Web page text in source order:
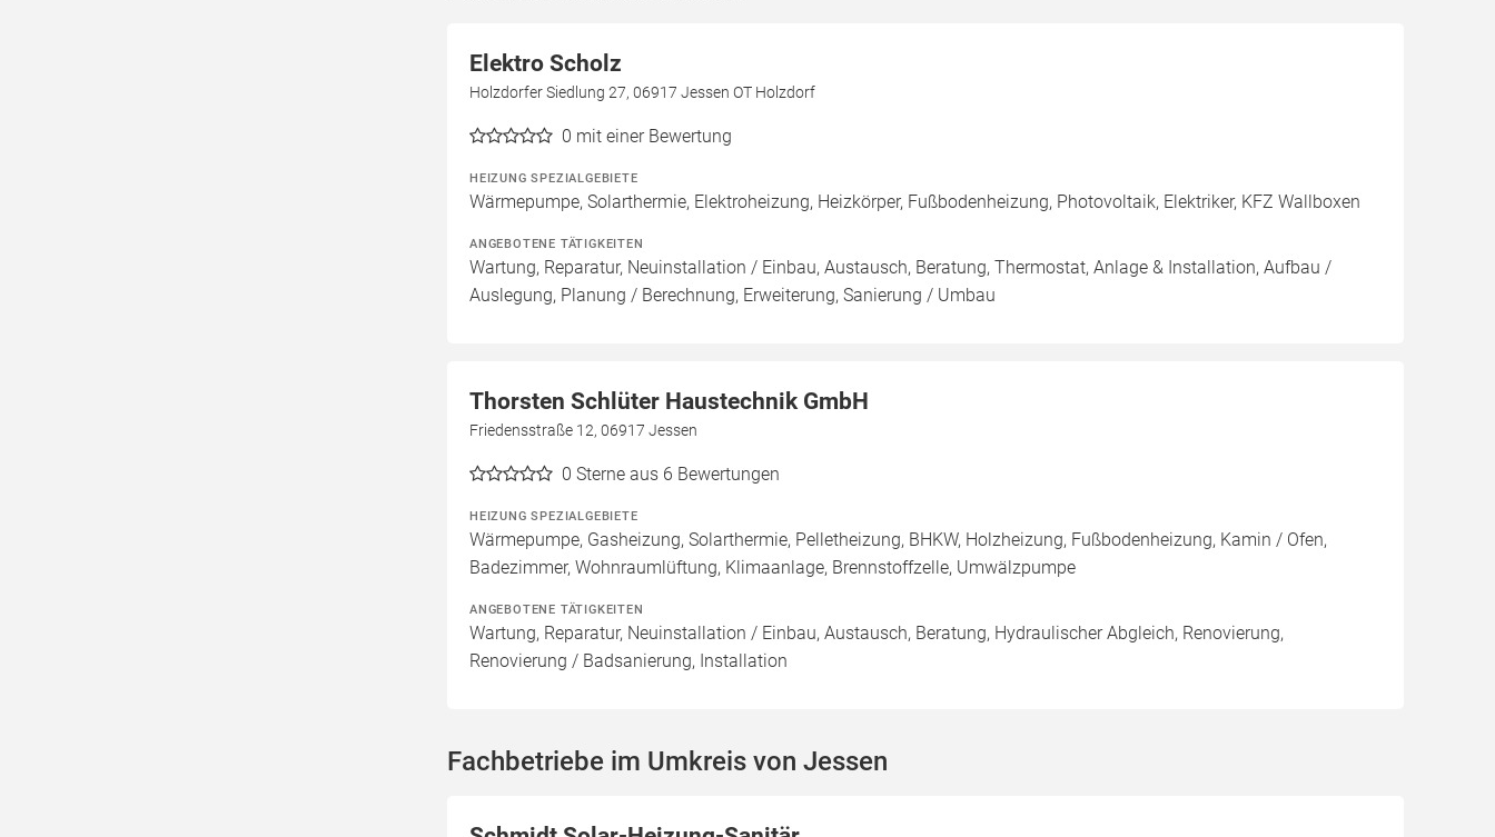
Elektro Scholz
Holzdorfer Siedlung 27, 06917 Jessen OT Holzdorf
0 mit einer Bewertung
HEIZUNG SPEZIALGEBIETE
Wärmepumpe, Solarthermie, Elektroheizung, Heizkörper, Fußbodenheizung, Photovoltaik, Elektriker, KFZ Wallboxen
ANGEBOTENE TÄTIGKEITEN
Wartung, Reparatur, Neuinstallation / Einbau, Austausch, Beratung, Thermostat, Anlage & Installation, Aufbau /
Auslegung, Planung / Berechnung, Erweiterung, Sanierung / Umbau
Thorsten Schlüter Haustechnik GmbH
Friedensstraße 12, 06917 Jessen
0 Sterne aus 6 Bewertungen
HEIZUNG SPEZIALGEBIETE
Wärmepumpe, Gasheizung, Solarthermie, Pelletheizung, BHKW, Holzheizung, Fußbodenheizung, Kamin / Ofen,
Badezimmer, Wohnraumlüftung, Klimaanlage, Brennstoffzelle, Umwälzpumpe
ANGEBOTENE TÄTIGKEITEN
Wartung, Reparatur, Neuinstallation / Einbau, Austausch, Beratung, Hydraulischer Abgleich, Renovierung,
Renovierung / Badsanierung, Installation
Fachbetriebe im Umkreis von Jessen